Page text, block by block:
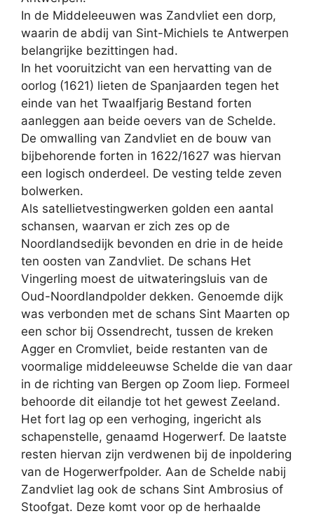
In de Middeleeuwen was Zandvliet een dorp,
waarin de abdij van Sint-Michiels te Antwerpen
belangrijke bezittingen had.
In het vooruitzicht van een hervatting van de
oorlog (1621) lieten de Spanjaarden tegen het
einde van het Twaalfjarig Bestand forten
aanleggen aan beide oevers van de Schelde.
De omwalling van Zandvliet en de bouw van
bijbehorende forten in 1622/1627 was hiervan
een logisch onderdeel. De vesting telde zeven
bolwerken.
Als satellietvestingwerken golden een aantal
schansen, waarvan er zich zes op de
Noordlandsedijk bevonden en drie in de heide
ten oosten van Zandvliet. De schans Het
Vingerling moest de uitwateringsluis van de
Oud-Noordlandpolder dekken. Genoemde dijk
was verbonden met de schans Sint Maarten op
een schor bij Ossendrecht, tussen de kreken
Agger en Cromvliet, beide restanten van de
voormalige middeleeuwse Schelde die van daar
in de richting van Bergen op Zoom liep. Formeel
behoorde dit eilandje tot het gewest Zeeland.
Het fort lag op een verhoging, ingericht als
schapenstelle, genaamd Hogerwerf. De laatste
resten hiervan zijn verdwenen bij de inpoldering
van de Hogerwerfpolder. Aan de Schelde nabij
Zandvliet lag ook de schans Sint Ambrosius of
Stoofgat. Deze komt voor op de herhaalde